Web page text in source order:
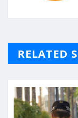
RELATED